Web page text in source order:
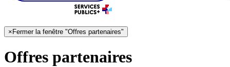
× Fermer la fenêtre "Offres partenaires"
Offres partenaires